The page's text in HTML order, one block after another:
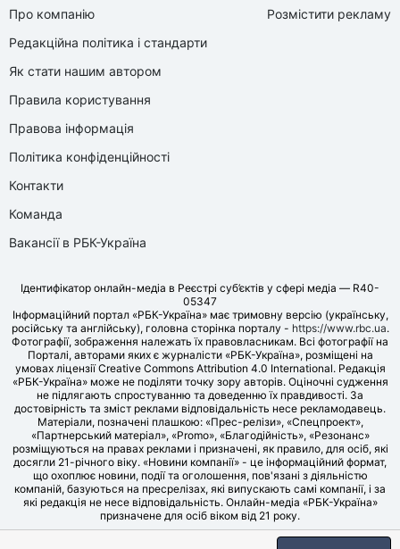
Про компанію
Редакційна політика і стандарти
Як стати нашим автором
Правила користування
Правова інформація
Політика конфіденційності
Контакти
Команда
Вакансії в РБК-Україна
Розмістити рекламу
Ідентифікатор онлайн-медіа в Реєстрі суб’єктів у сфері медіа — R40-
05347
Інформаційний портал «РБК-Україна» має тримовну версію (українську,
російську та англійську), головна сторінка порталу - https://www.rbc.ua.
Фотографії, зображення належать їх правовласникам. Всі фотографії на
Порталі, авторами яких є журналісти «РБК-Україна», розміщені на
умовах ліцензії Creative Commons Attribution 4.0 International. Редакція
«РБК-Україна» може не поділяти точку зору авторів. Оціночні судження
не підлягають спростуванню та доведенню їх правдивості. За
достовірність та зміст реклами відповідальність несе рекламодавець.
Матеріали, позначені плашкою: «Прес-релізи», «Спецпроект»,
«Партнерський матеріал», «Promo», «Благодійність», «Резонанс»
розміщуються на правах реклами і призначені, як правило, для осіб, які
досягли 21-річного віку. «Новини компанії» - це інформаційний формат,
що охоплює новини, події та оголошення, пов'язані з діяльністю
компаній, базуються на пресрелізах, які випускають самі компанії, і за
які редакція не несе відповідальність. Онлайн-медіа «РБК-Україна»
призначене для осіб віком від 21 року.
© LLC «UBT MEDIA», 2006-2026.